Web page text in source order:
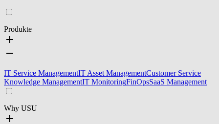
Produkte
IT Service ManagementIT Asset ManagementCustomer Service
Knowledge ManagementIT MonitoringFinOpsSaaS Management
Why USU